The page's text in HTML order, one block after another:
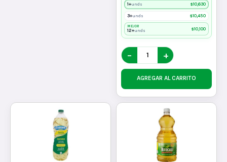
1+unds $10,630
3+unds $10,450
MEJOR
12+unds $10,100
− +
AGREGAR AL CARRITO